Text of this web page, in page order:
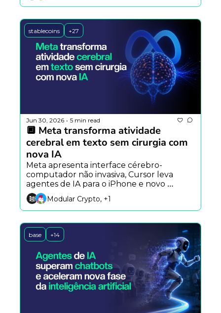
stablecoins +27
Jun 30, 2026 • 5 min read
🔲 Meta transforma atividade
cerebral em texto sem cirurgia com
nova IA
Meta apresenta interface cérebro-
computador não invasiva, Cursor leva
agentes de IA para o iPhone e novo
modelo open source foca em
programação totalmente autônoma.
Modular Crypto, +1
base +14